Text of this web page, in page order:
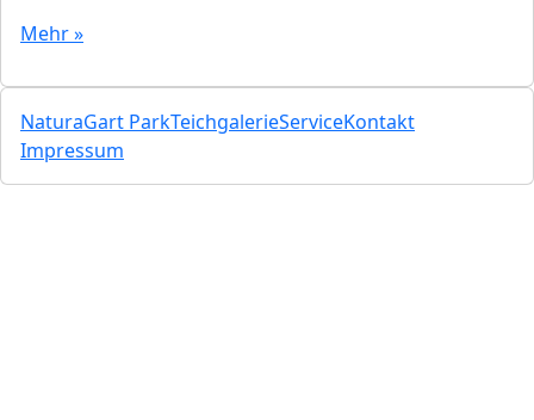
Mehr »
NaturaGart ParkTeichgalerieServiceKontakt
Impressum